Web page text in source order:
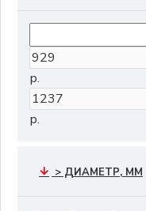
р.
р.
> ДИАМЕТР, ММ